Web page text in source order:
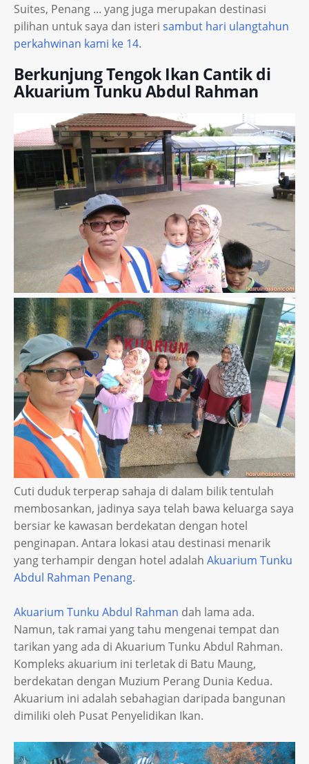
Suites, Penang ... yang juga merupakan destinasi
pilihan untuk saya dan isteri sambut hari ulangtahun
perkahwinan kami ke 14.
Berkunjung Tengok Ikan Cantik di
Akuarium Tunku Abdul Rahman
Cuti duduk terperap sahaja di dalam bilik tentulah
membosankan, jadinya saya telah bawa keluarga saya
bersiar ke kawasan berdekatan dengan hotel
penginapan. Antara lokasi atau destinasi menarik
yang terhampir dengan hotel adalah Akuarium Tunku
Abdul Rahman Penang.
Akuarium Tunku Abdul Rahman dah lama ada.
Namun, tak ramai yang tahu mengenai tempat dan
tarikan yang ada di Akuarium Tunku Abdul Rahman.
Kompleks akuarium ini terletak di Batu Maung,
berdekatan dengan Muzium Perang Dunia Kedua.
Akuarium ini adalah sebahagian daripada bangunan
dimiliki oleh Pusat Penyelidikan Ikan.